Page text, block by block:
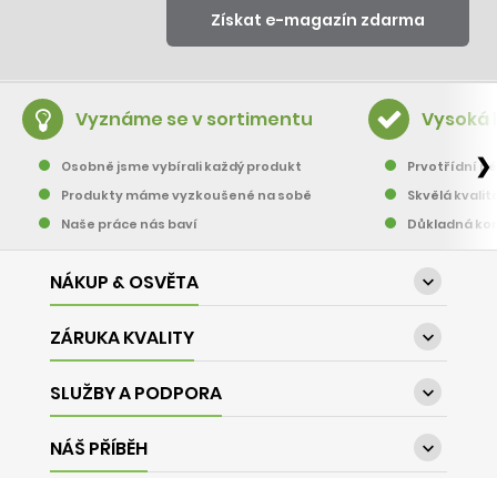
Vyznáme se v sortimentu
Osobně jsme vybírali každý produkt
Produkty máme vyzkoušené na sobě
Naše práce nás baví
Vysoká
Prvotřídní
Skvělá
Důkladná
❯
NÁKUP & OSVĚTA 
ZÁRUKA KVALITY 
SLUŽBY A PODPORA 
NÁŠ PŘÍBĚH 